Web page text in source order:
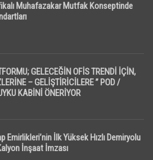
Muhafazakar Mutfak Konseptinde
GELECEĞİN OFİS TRENDİ İÇİN,
– GELİŞTİRİCİLERE ” POD /
KABİNİ ÖNERİYOR
Emirlikleri’nin İlk Yüksek Hızlı Demiryolu
İnşaat İmzası